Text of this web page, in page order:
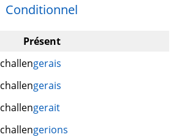
Conditionnel
Présent
challengerais
challengerais
challengerait
challengerions